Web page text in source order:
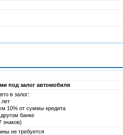
под залог автомобиля
в залог:
10% от суммы кредита
банке
знаков)
не требуется